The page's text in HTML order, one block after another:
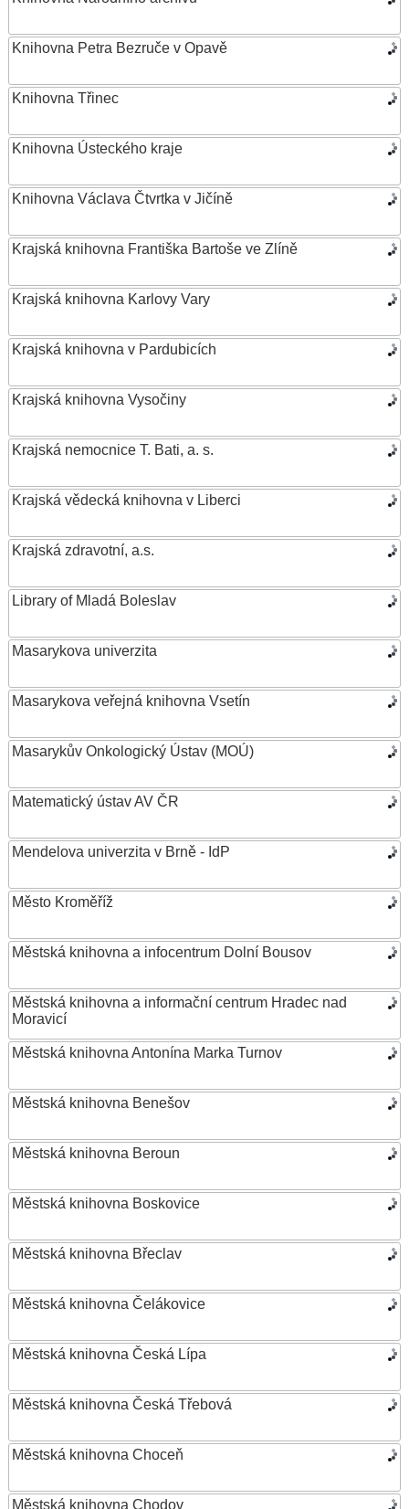
Knihovna Petra Bezruče v Opavě
Knihovna Třinec
Knihovna Ústeckého kraje
Knihovna Václava Čtvrtka v Jičíně
Krajská knihovna Františka Bartoše ve Zlíně
Krajská knihovna Karlovy Vary
Krajská knihovna v Pardubicích
Krajská knihovna Vysočiny
Krajská nemocnice T. Bati, a. s.
Krajská vědecká knihovna v Liberci
Krajská zdravotní, a.s.
Library of Mladá Boleslav
Masarykova univerzita
Masarykova veřejná knihovna Vsetín
Masarykův Onkologický Ústav (MOÚ)
Matematický ústav AV ČR
Mendelova univerzita v Brně - IdP
Město Kroměříž
Městská knihovna a infocentrum Dolní Bousov
Městská knihovna a informační centrum Hradec nad
Moravicí
Městská knihovna Antonína Marka Turnov
Městská knihovna Benešov
Městská knihovna Beroun
Městská knihovna Boskovice
Městská knihovna Břeclav
Městská knihovna Čelákovice
Městská knihovna Česká Lípa
Městská knihovna Česká Třebová
Městská knihovna Choceň
Městská knihovna Chodov